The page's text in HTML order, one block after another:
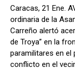
Caracas, 21 Ene.
ordinaria de la
Carreño alertó
de Troya” en la
paramilitares en el
conflicto en el